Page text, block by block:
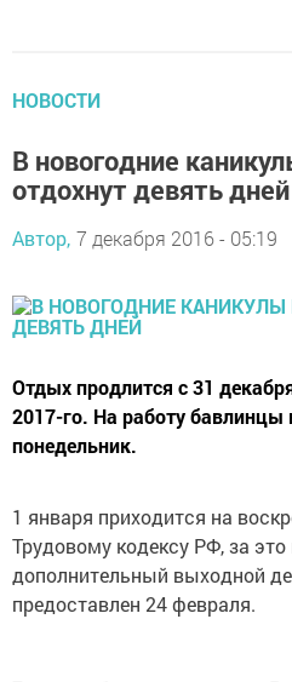
НОВОСТИ
В новогодние
отдохнут девять дней
Автор, 7 декабря 2016 - 05:19
Отдых продлится с 31
2017-го. На работу бавлинцы
понедельник.
1 января приходится на
Трудовому кодексу РФ, за это
дополнительный выходной
предоставлен 24 февраля.